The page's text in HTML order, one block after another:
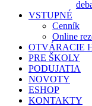
VSTUPNÉ
Cenník
Online
OTVÁRACIE
PRE ŠKOLY
PODUJATIA
NOVOTY
ESHOP
KONTAKTY